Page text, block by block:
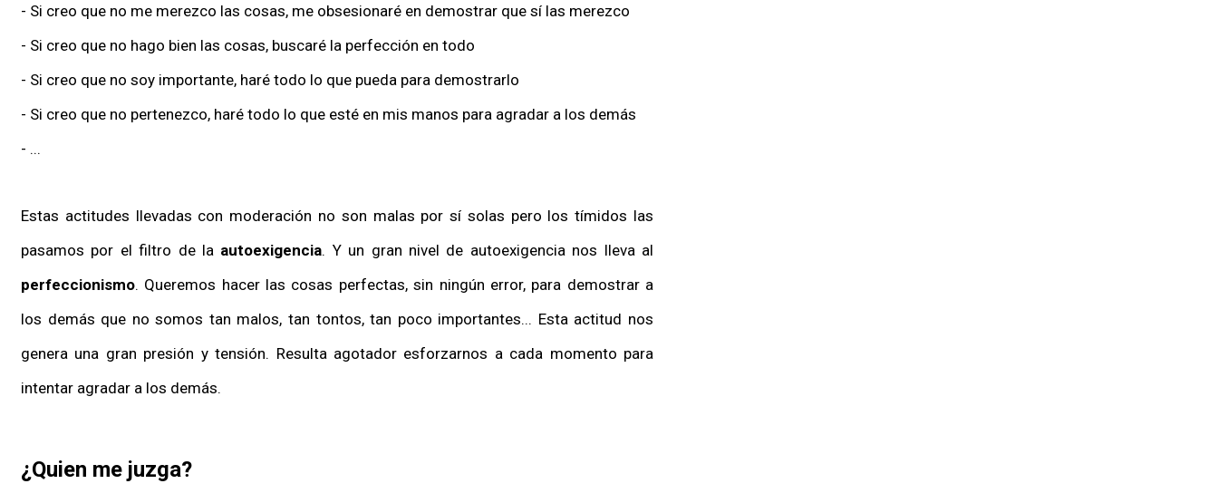
- Si creo que no me merezco las cosas, me obsesionaré en demostrar que sí las merezco
- Si creo que no hago bien las cosas, buscaré la perfección en todo
- Si creo que no soy importante, haré todo lo que pueda para demostrarlo
- Si creo que no pertenezco, haré todo lo que esté en mis manos para agradar a los demás
- ...
Estas actitudes llevadas con moderación no son malas por sí solas pero los tímidos las
pasamos por el filtro de la autoexigencia. Y un gran nivel de autoexigencia nos lleva al
perfeccionismo. Queremos hacer las cosas perfectas, sin ningún error, para demostrar a
los demás que no somos tan malos, tan tontos, tan poco importantes... Esta actitud nos
genera una gran presión y tensión. Resulta agotador esforzarnos a cada momento para
intentar agradar a los demás.
¿Quien me juzga?